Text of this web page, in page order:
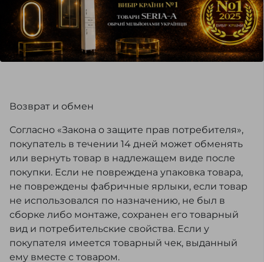
Возврат и обмен
Согласно «Закона о защите прав потребителя»,
покупатель в течении 14 дней может обменять
или вернуть товар в надлежащем виде после
покупки. Если не повреждена упаковка товара,
не повреждены фабричные ярлыки, если товар
не использовался по назначению, не был в
сборке либо монтаже, сохранен его товарный
вид и потребительские свойства. Если у
покупателя имеется товарный чек, выданный
ему вместе с товаром.